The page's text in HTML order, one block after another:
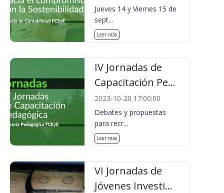
Jueves 14 y Viernes 15 de
sept...
Leer más
IV Jornadas de
Capacitación Pe...
2023-10-20 17:00:00
Debates y propuestas
para recr...
Leer más
VI Jornadas de
Jóvenes Investi...